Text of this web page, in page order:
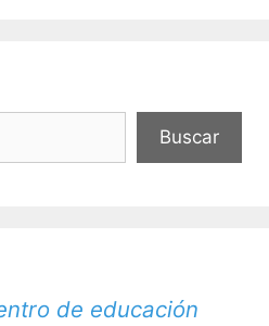
Buscar
de educación